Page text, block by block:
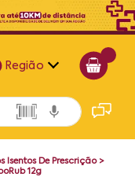
Região
Alagoas
Bahia
Paraíba
Isentos De Prescrição>
12g